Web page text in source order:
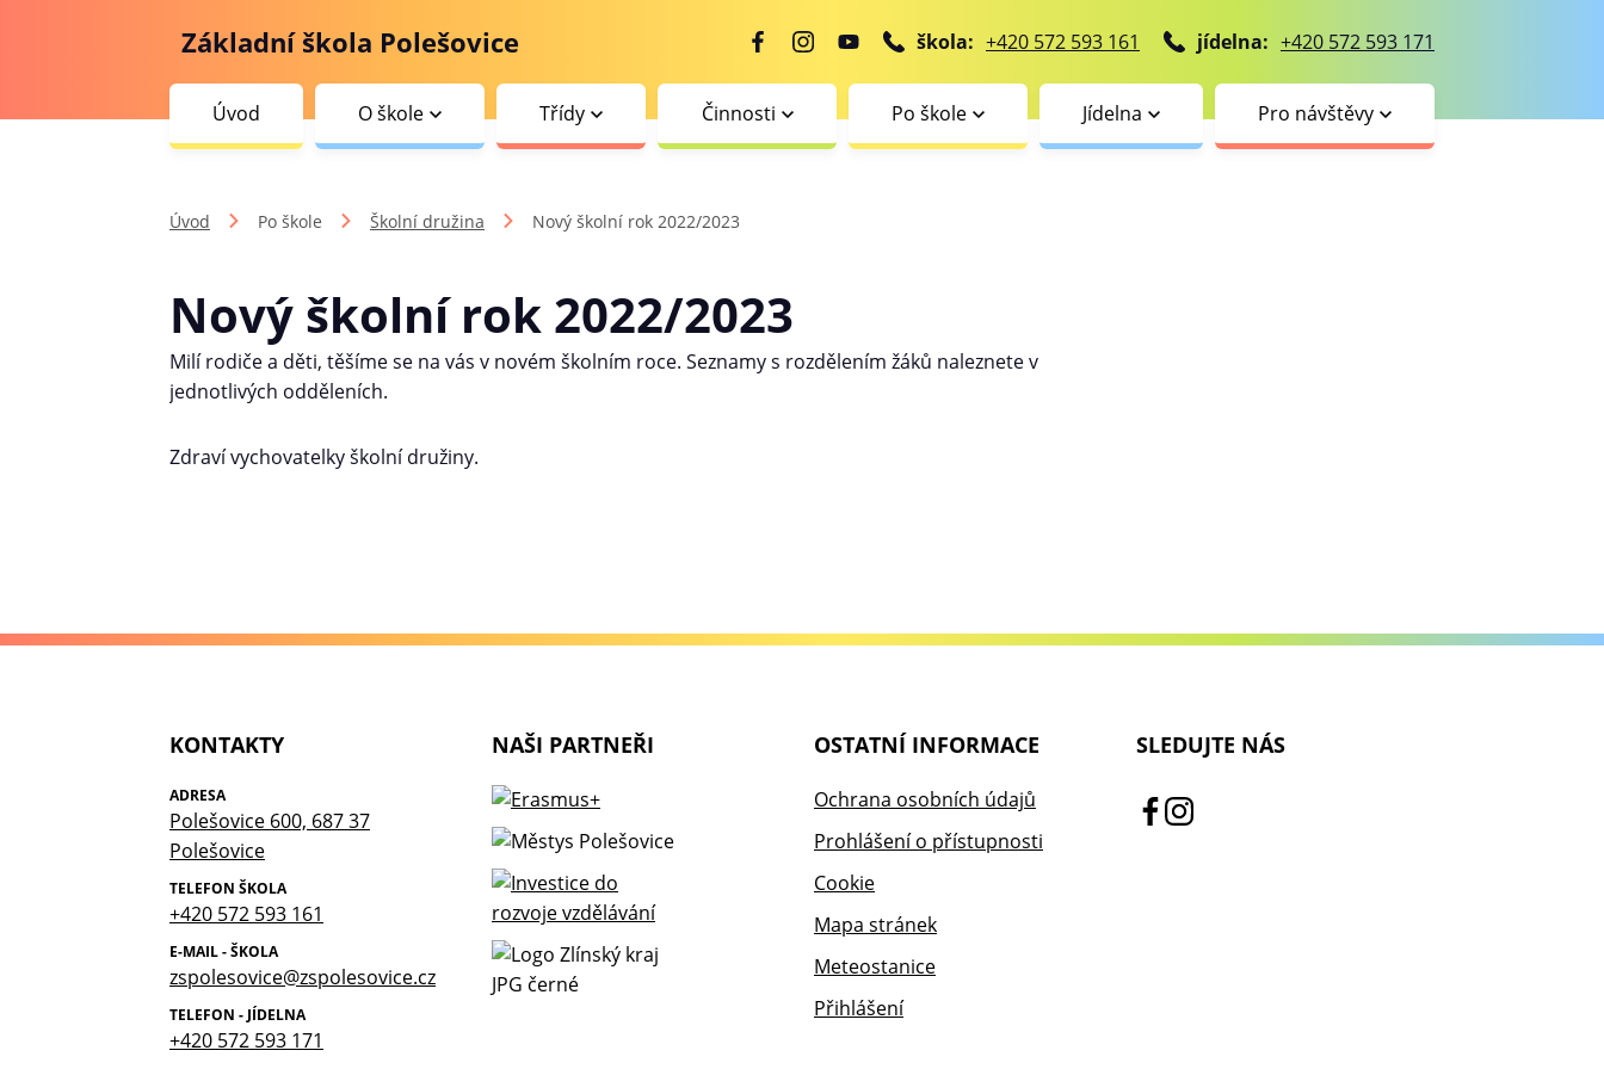
Základní škola Polešovice škola: +420 572 593 161 jídelna: +420 572 593 171
Úvod O škole Třídy Činnosti Po škole Jídelna Pro návštěvy
Úvod Po škole Školní družina Nový školní rok 2022/2023
Nový školní rok 2022/2023
Milí rodiče a děti, těšíme se na vás v novém školním roce. Seznamy s rozdělením žáků naleznete v
jednotlivých odděleních.
Zdraví vychovatelky školní družiny.
KONTAKTY
ADRESA
Polešovice 600, 687 37
Polešovice
TELEFON ŠKOLA
+420 572 593 161
E-MAIL - ŠKOLA
zspolesovice@zspolesovice.cz
TELEFON - JÍDELNA
+420 572 593 171
NAŠI PARTNEŘI OSTATNÍ INFORMACE
Ochrana osobních údajů
Prohlášení o přístupnosti
Cookie
Mapa stránek
Meteostanice
Přihlášení
SLEDUJTE NÁS